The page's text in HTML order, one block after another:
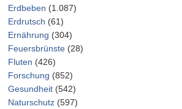
Erdbeben (1.087)
Erdrutsch (61)
Ernährung (304)
Feuersbrünste (28)
Fluten (426)
Forschung (852)
Gesundheit (542)
Naturschutz (597)